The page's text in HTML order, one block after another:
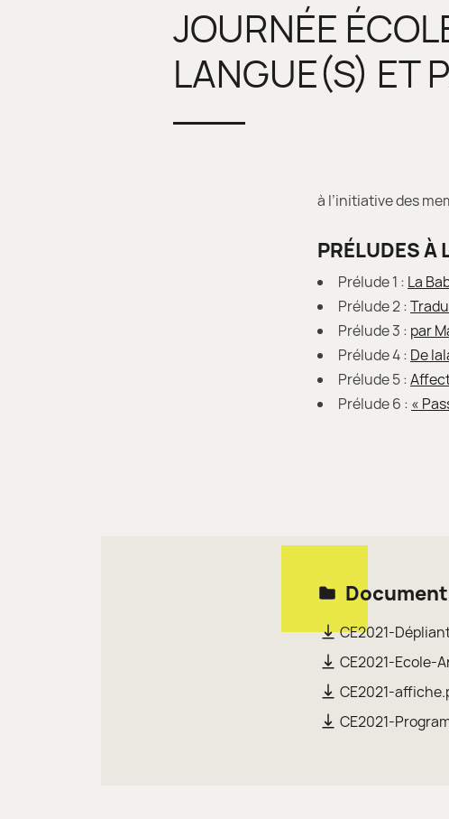
JOURNÉE
LANGUE(S) ET
à l’initiative des
PRÉLUDES À
Prélude 1 : La
Prélude 2 :
Prélude 3 : par
Prélude 4 : De
Prélude 5 :
Prélude 6 : «
CE2021-
CE2021-Ecole-
CE2021-
CE2021-